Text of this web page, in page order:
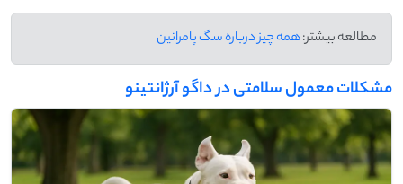
مطالعه بیشتر:همه چیز درباره سگ پامرانین
مشکلات معمول سلامتی در داگو آرژانتینو